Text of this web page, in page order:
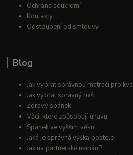
Ochrana soukromí
Kontakty
Odstoupení od smlouvy
Blog
Jak vybrat správnou matraci pro
Jak vybrat správný rošt
Zdravý spánek
Věci, které způsobují únavu
Spánek ve vyšším věku
Jaká je správná výška postele
Jak na partnerské usínání?